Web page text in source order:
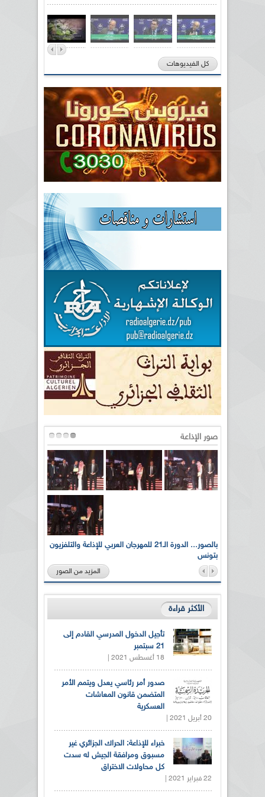
كل الفيديوهات
صور الإذاعة
بالصور... الدورة الـ21 للمهرجان العربي للإذاعة والتلفزيون
بتونس
المزيد من الصور
الأكثر قراءة
تأجيل الدخول المدرسي القادم إلى
21 سبتمبر
18 أغسطس 2021 |
صدور أمر رئاسي يعدل ويتمم الأمر
المتضمن قانون المعاشات
العسكرية
20 أبريل 2021 |
خبراء للإذاعة: الحراك الجزائري غير
مسبوق ومرافقة الجيش له سدت
كل محاولات الاختراق
22 فبراير 2021 |